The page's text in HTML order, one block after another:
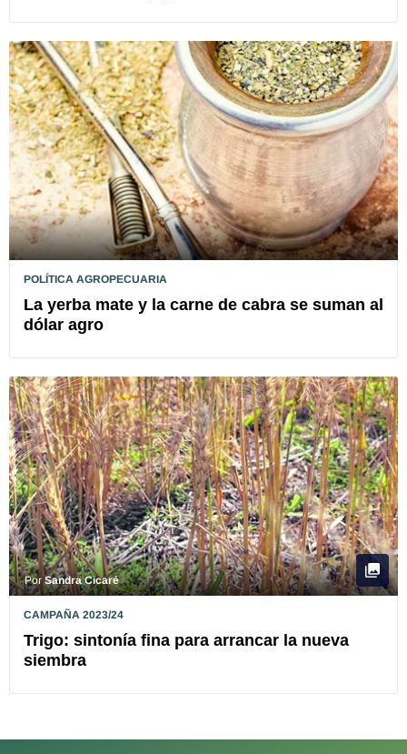
POLÍTICA AGROPECUARIA
La yerba mate y la carne de cabra se suman al
dólar agro
PorSandra Cicaré
CAMPAÑA 2023/24
Trigo: sintonía fina para arrancar la nueva
siembra